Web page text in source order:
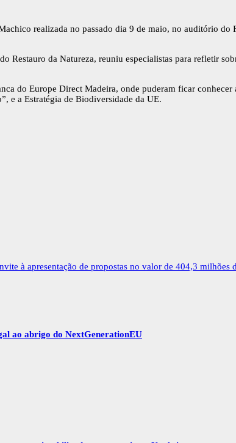
realizada no passado dia 9 de maio, no auditório
Restauro da Natureza, reuniu especialistas para refletir
do Europe Direct Madeira, onde puderam ficar
e a Estratégia de Biodiversidade da UE.
à apresentação de propostas no valor de 404,3 milhões
ao abrigo do NextGenerationEU